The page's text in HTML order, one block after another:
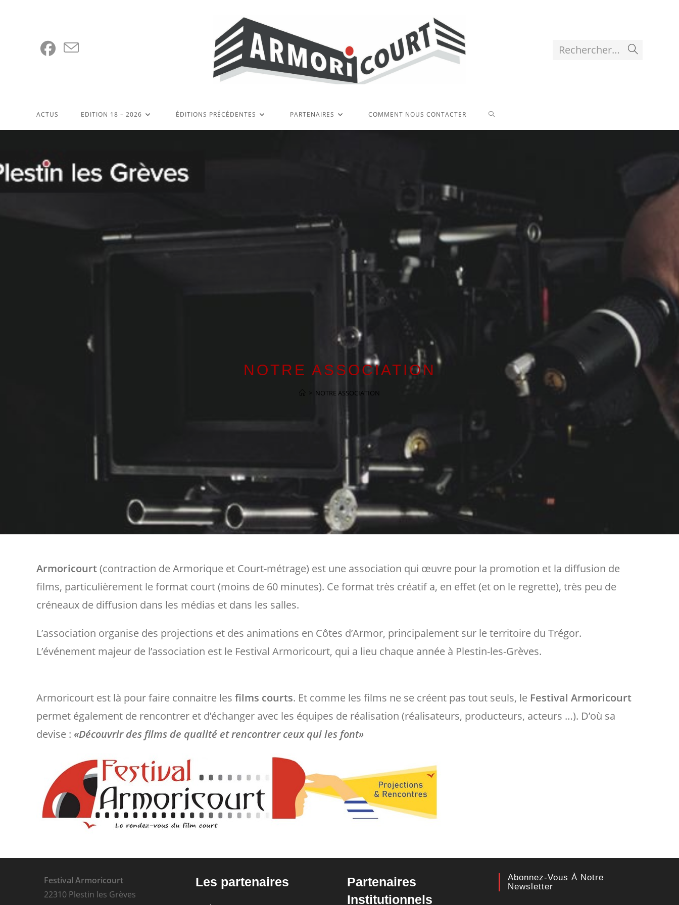
Rechercher…
ACTUS EDITION 18 – 2026 ÉDITIONS PRÉCÉDENTES PARTENAIRES COMMENT NOUS CONTACTER TOGGLE
NOTRE ASSOCIATION
> NOTRE ASSOCIATION
Armoricourt(contraction de Armorique et Court-métrage) est une association qui œuvre pour la promotion et la diffusion de
films, particulièrement le format court (moins de 60 minutes). Ce format très créatif a, en effet (et on le regrette), très peu de
créneaux de diffusion dans les médias et dans les salles.
L’association organise des projections et des animations en Côtes d’Armor, principalement sur le territoire du Trégor.
L’événement majeur de l’association est le Festival Armoricourt, qui a lieu chaque année à Plestin-les-Grèves.
Armoricourt est là pour faire connaitre les films courts. Et comme les films ne se créent pas tout seuls, le Festival Armoricourt
permet également de rencontrer et d’échanger avec les équipes de réalisation (réalisateurs, producteurs, acteurs …). D’où sa
devise : «Découvrir des films de qualité et rencontrer ceux qui les font»
Festival Armoricourt
22310 Plestin les Grèves
Les partenaires
Partenaires
Institutionnels
Abonnez-Vous À Notre
Newsletter